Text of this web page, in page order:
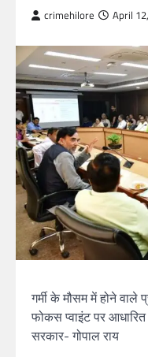
crimehilore April
गर्मी के मौसम में होने
फोकस प्वाइंट पर
सरकार- गोपाल राय